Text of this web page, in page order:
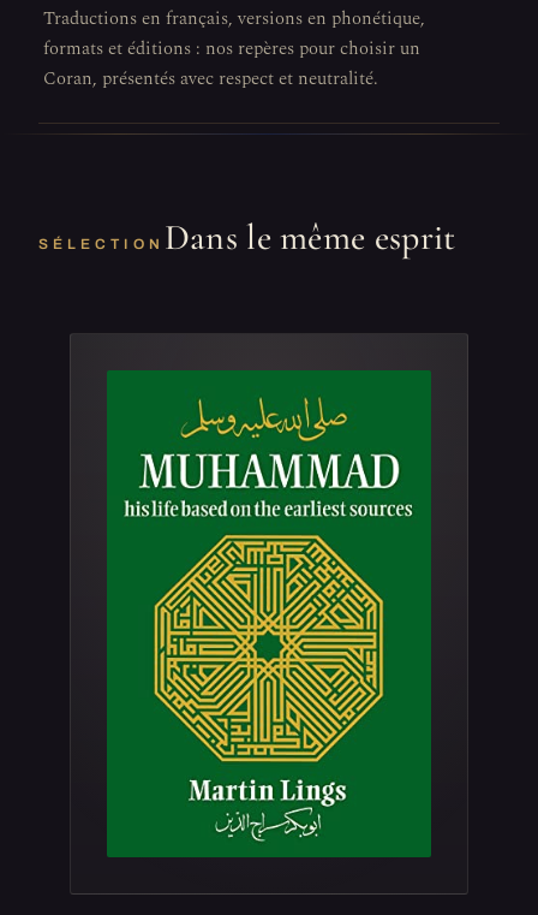
Traductions en français, versions en phonétique,
formats et éditions : nos repères pour choisir un
Coran, présentés avec respect et neutralité.
SÉLECTION Dans le même esprit